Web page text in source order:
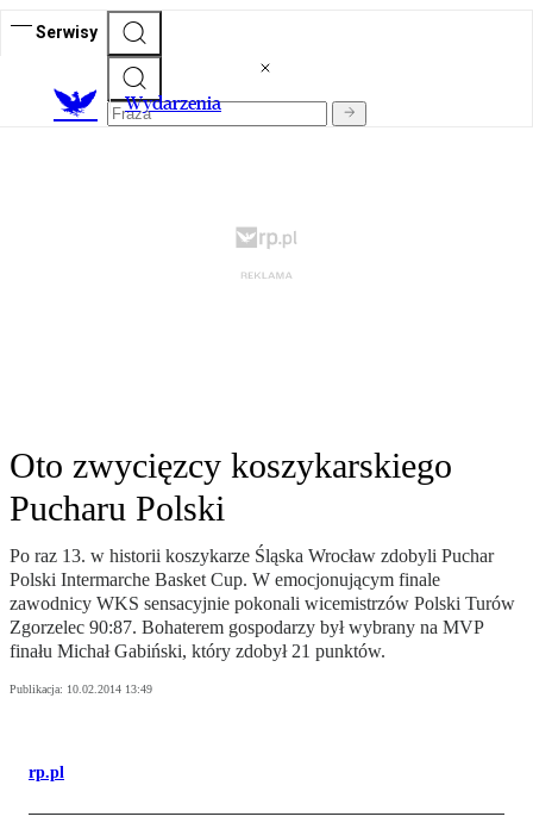
Serwisy
Wydarzenia
Oto zwycięzcy koszykarskiego
Pucharu Polski
Po raz 13. w historii koszykarze Śląska Wrocław zdobyli Puchar
Polski Intermarche Basket Cup. W emocjonującym finale
zawodnicy WKS sensacyjnie pokonali wicemistrzów Polski Turów
Zgorzelec 90:87. Bohaterem gospodarzy był wybrany na MVP
finału Michał Gabiński, który zdobył 21 punktów.
Publikacja: 10.02.2014 13:49
rp.pl